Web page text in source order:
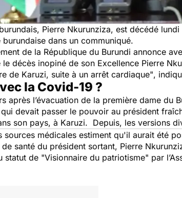
Pierre Nkurunziza, est décédé
burundaise dans un communiqué.
de la République du Burundi annonce
le décès inopiné de son Excellence Pierre
de Karuzi, suite à un arrêt cardiaque",
la Covid-19 ?
après l’évacuation de la première dame du
devait passer le pouvoir au président
son pays, à Karuzi. Depuis, les versions
sources médicales estiment qu'il aurait été
de santé du président sortant, Pierre
statut de "Visionnaire du patriotisme" par